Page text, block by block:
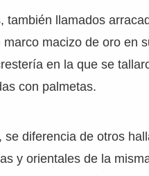
también llamados
marco macizo de oro en
en la que se
con palmetas.
se diferencia de otros
y orientales de la